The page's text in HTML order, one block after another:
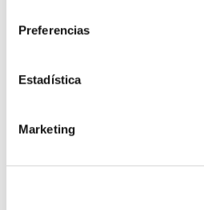
Preferencias
Estadística
Marketing